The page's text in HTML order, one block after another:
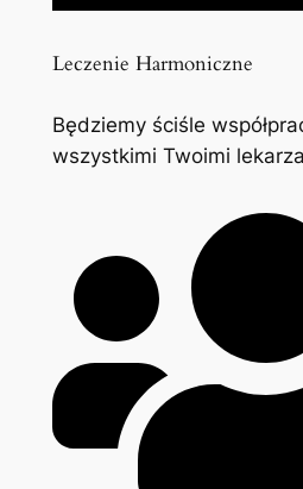
Leczenie Harmoniczne
Będziemy ściśle
wszystkimi Twoimi